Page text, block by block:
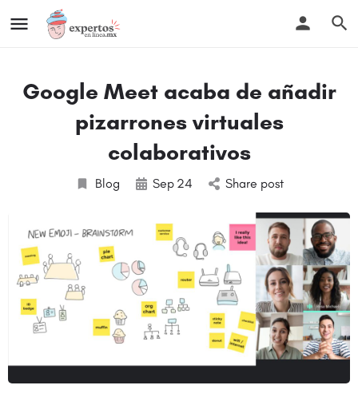
Google Meet acaba de añadir
pizarrones virtuales
colaborativos
Blog Sep 24 Share post